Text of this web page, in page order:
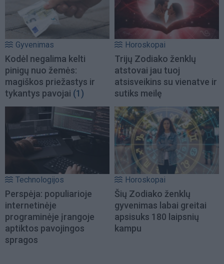
Gyvenimas
Kodėl negalima kelti
pinigų nuo žemės:
magiškos priežastys ir
tykantys pavojai (1)
Horoskopai
Trijų Zodiako ženklų
atstovai jau tuoj
atsisveikins su vienatve ir
sutiks meilę
Technologijos
Perspėja: populiarioje
internetinėje
programinėje įrangoje
aptiktos pavojingos
spragos
Horoskopai
Šių Zodiako ženklų
gyvenimas labai greitai
apsisuks 180 laipsnių
kampu